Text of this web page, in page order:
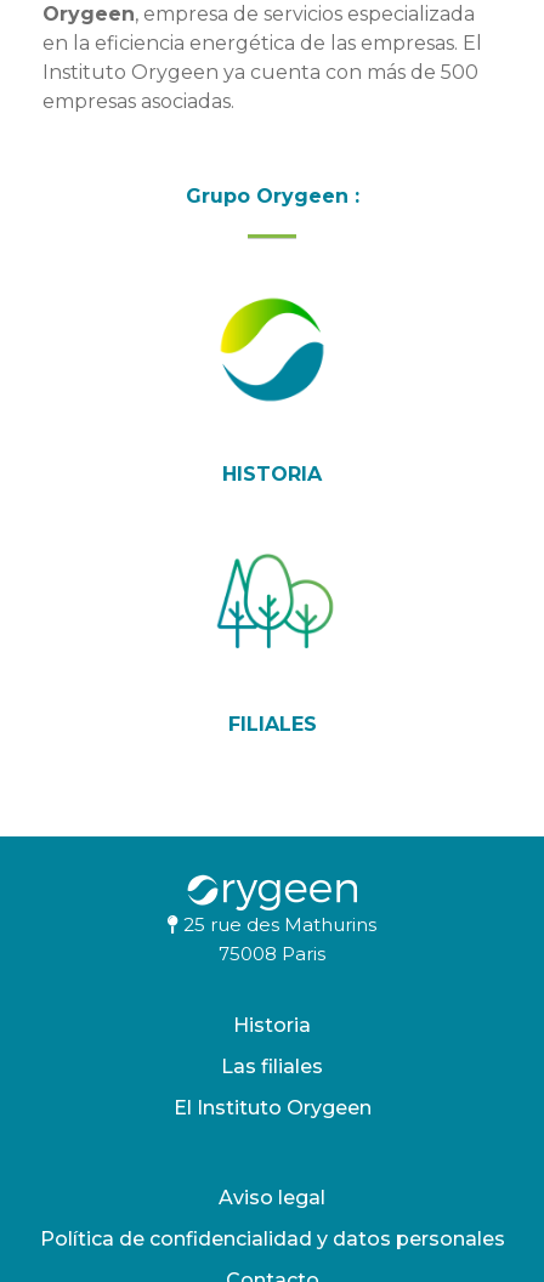
Orygeen, empresa de servicios especializada
en la eficiencia energética de las empresas. El
Instituto Orygeen ya cuenta con más de 500
empresas asociadas.
Grupo Orygeen :
HISTORIA
FILIALES
25 rue des Mathurins
75008 Paris
Historia
Las filiales
El Instituto Orygeen
Aviso legal
Política de confidencialidad y datos personales